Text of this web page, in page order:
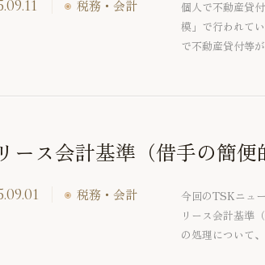
税務・会計
個人で不動産貸
模」で行われて
で不動産貸付等
ース会計基準（借手の簡便
税務・会計
今回のTSKニュ
リース会計基準
の処理について